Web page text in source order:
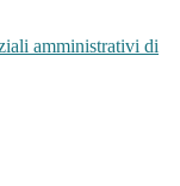
amministrativi di